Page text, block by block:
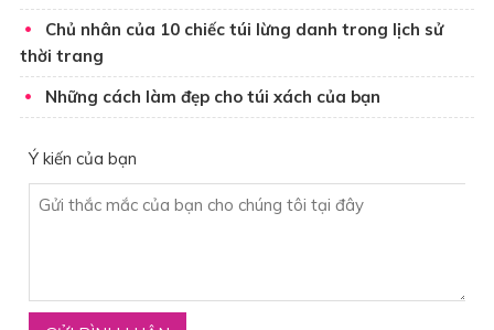
Chủ nhân của 10 chiếc túi lừng danh trong lịch sử
thời trang
Những cách làm đẹp cho túi xách của bạn
Ý kiến của bạn